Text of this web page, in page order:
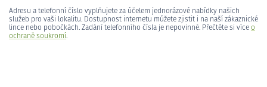
Adresu a telefonní číslo vyplňujete za účelem jednorázové nabídky našich
služeb pro vaši lokalitu. Dostupnost internetu můžete zjistit i na naší zákaznické
lince nebo pobočkách. Zadání telefonního čísla je nepovinné. Přečtěte si více o
ochraně soukromí.